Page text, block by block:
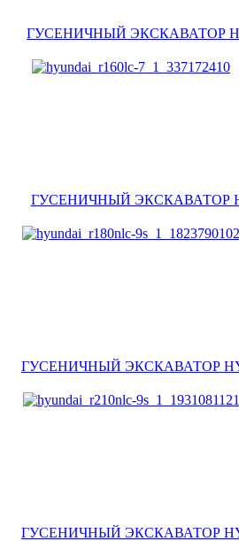
ГУСЕНИЧНЫЙ ЭКСКАВАТОР
ГУСЕНИЧНЫЙ ЭКСКАВАТОР
ГУСЕНИЧНЫЙ ЭКСКАВАТОР
ГУСЕНИЧНЫЙ ЭКСКАВАТОР